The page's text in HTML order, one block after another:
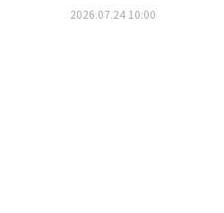
2026.07.24 10:00